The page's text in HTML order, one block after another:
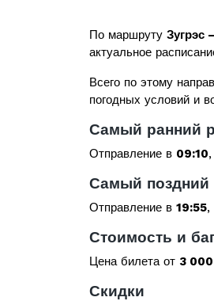
По маршруту Зугрэс
актуальное
Всего по этому
погодных условий и
Самый ранний
Отправление в 09:10
Самый поздний
Отправление в 19:55,
Стоимость и
Цена билета от 3 000
Скидки